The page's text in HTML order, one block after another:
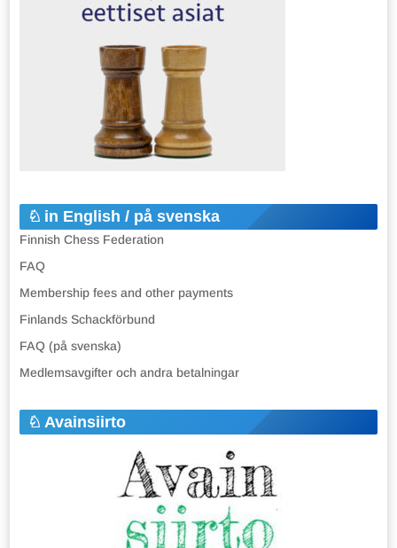
in English / på svenska
Finnish Chess Federation
FAQ
Membership fees and other payments
Finlands Schackförbund
FAQ (på svenska)
Medlemsavgifter och andra betalningar
Avainsiirto